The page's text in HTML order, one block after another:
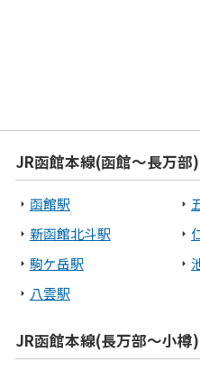
北斗市
宗谷エリア
稚内市
根室市
JR函館本線(函館～長万部)
函館駅
新函館北斗駅
駒ケ岳駅
八雲駅
JR函館本線(長万部～小樽)